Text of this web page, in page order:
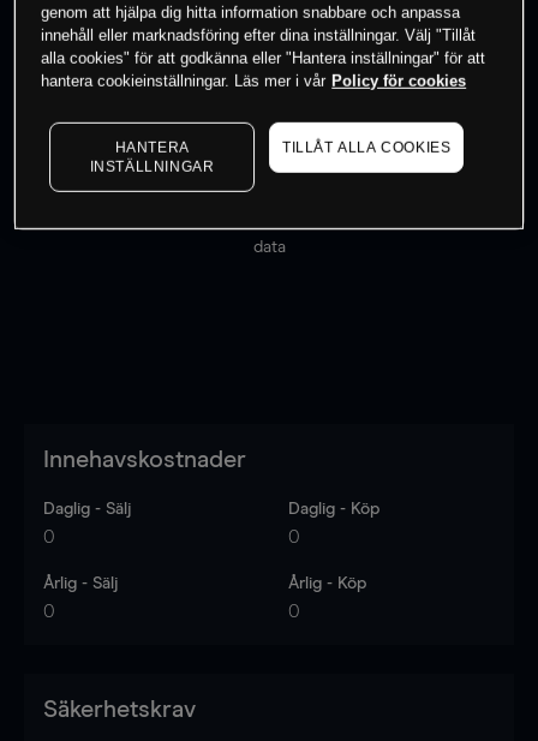
Börja handla
Priserna är endast vägledande.
data
Innehavskostnader
Daglig - Sälj
0
Daglig - Köp
0
Årlig - Sälj
0
Årlig - Köp
0
Säkerhetskrav
genom att hjälpa dig hitta information snabbare och anpassa
innehåll eller marknadsföring efter dina inställningar. Välj "Tillåt
alla cookies" för att godkänna eller "Hantera inställningar" för att
hantera cookieinställningar. Läs mer i vår Policy för cookies
HANTERA
INSTÄLLNINGAR
TILLÅT ALLA COOKIES